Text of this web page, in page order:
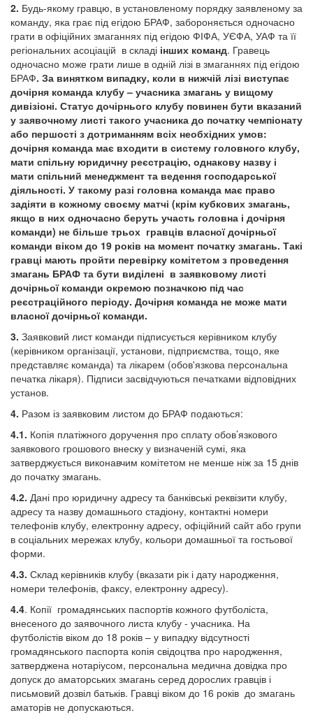
2. Будь-якому гравцю, в установленому порядку заявленому за
команду, яка грає під егідою БРАФ, забороняється одночасно
грати в офіційних змаганнях під егідою ФІФА, УЄФА, УАФ та її
регіональних асоціацій в складі інших команд. Гравець
одночасно може грати лише в одній лізі в змаганнях під егідою
БРАФ. За винятком випадку, коли в нижчій лізі виступає
дочірня команда клубу – учасника змагань у вищому
дивізіоні. Статус дочірнього клубу повинен бути вказаний
у заявочному листі такого учасника до початку чемпіонату
або першості з дотриманням всіх необхідних умов:
дочірня команда має входити в систему головного клубу,
мати спільну юридичну реєстрацію, однакову назву і
мати спільний менеджмент та ведення господарської
діяльності. У такому разі головна команда має право
задіяти в кожному своєму матчі (крім кубкових змагань,
якщо в них одночасно беруть участь головна і дочірня
команди) не більше трьох гравців власної дочірньої
команди віком до 19 років на момент початку змагань. Такі
гравці мають пройти перевірку комітетом з проведення
змагань БРАФ та бути виділені в заявковому листі
дочірньої команди окремою позначкою під час
реєстраційного періоду. Дочірня команда не може мати
власної дочірньої команди.
3. Заявковий лист команди підписується керівником клубу
(керівником організації, установи, підприємства, тощо, яке
представляє команда) та лікарем (обов'язкова персональна
печатка лікаря). Підписи засвідчуються печатками відповідних
установ.
4. Разом із заявковим листом до БРАФ подаються:
4.1. Копія платіжного доручення про сплату обов’язкового
заявкового грошового внеску у визначеній сумі, яка
затверджується виконавчим комітетом не менше ніж за 15 днів
до початку змагань.
4.2. Дані про юридичну адресу та банківські реквізити клубу,
адресу та назву домашнього стадіону, контактні номери
телефонів клубу, електронну адресу, офіційний сайт або групи
в соціальних мережах клубу, кольори домашньої та гостьової
форми.
4.3. Склад керівників клубу (вказати рік і дату народження,
номери телефонів, факсу, електронну адресу).
4.4. Копії громадянських паспортів кожного футболіста,
внесеного до заявочного листа клубу - учасника. На
футболістів віком до 18 років – у випадку відсутності
громадянського паспорта копія свідоцтва про народження,
затверджена нотаріусом, персональна медична довідка про
допуск до аматорських змагань серед дорослих гравців і
письмовий дозвіл батьків. Гравці віком до 16 років до змагань
аматорів не допускаються.